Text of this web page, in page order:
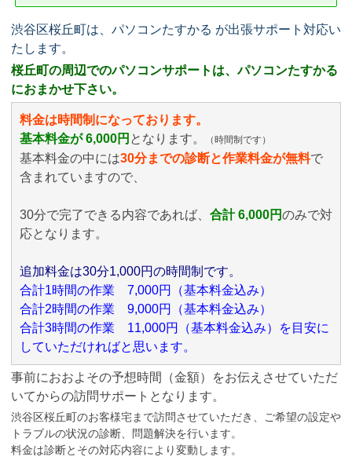
渋谷区桜丘町は、パソコンたすかる が出張サポート対応い
たします。
桜丘町の周辺でのパソコンサポートは、パソコンたすかる
におまかせ下さい。
料金は時間制になっております。
基本料金が 6,000円 となります。 （時間制です）
基本料金の中には30分までの診断と作業料金が無料で
含まれていますので、
30分で完了できる内容であれば、 合計 6,000円のみで対
応となります。
追加料金は30分1,000円の時間制です。
合計1時間の作業 7,000円（基本料金込み）
合計2時間の作業 9,000円（基本料金込み）
合計3時間の作業 11,000円（基本料金込み）を目安に
していただければと思います。
事前におおよその予想時間（金額）をお伝えさせていただ
いてからの訪問サポートとなります。
渋谷区桜丘町のお客様宅まで訪問させていただき、ご希望の設定や
トラブルの状況の診断、問題解決を行います。
料金は診断とその対応内容により変動します。